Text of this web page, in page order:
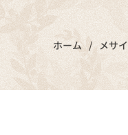
ホーム メサ